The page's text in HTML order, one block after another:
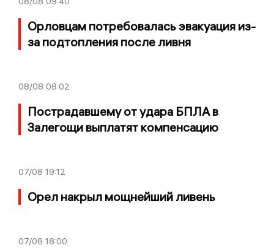
Орловцам потребовалась эвакуация из-
за подтопления после ливня
08/08 08:02
Пострадавшему от удара БПЛА в
Залегощи выплатят компенсацию
07/08 19:12
Орел накрыл мощнейший ливень
07/08 18:00